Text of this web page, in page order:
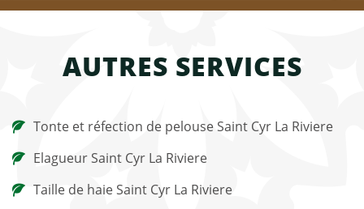
AUTRES SERVICES
Tonte et réfection de pelouse Saint Cyr La Riviere
Elagueur Saint Cyr La Riviere
Taille de haie Saint Cyr La Riviere